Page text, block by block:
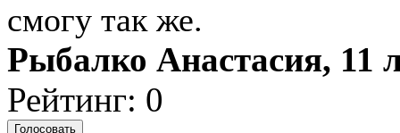
смогу так же.
Рыбалко Анастасия, 11
Рейтинг: 0